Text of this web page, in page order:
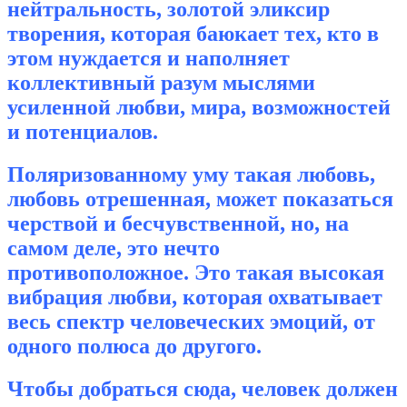
нейтральность, золотой эликсир
творения, которая баюкает тех, кто в
этом нуждается и наполняет
коллективный разум мыслями
усиленной любви, мира, возможностей
и потенциалов.
Поляризованному уму такая любовь,
любовь отрешенная, может показаться
черствой и бесчувственной, но, на
самом деле, это нечто
противоположное. Это такая высокая
вибрация любви, которая охватывает
весь спектр человеческих эмоций, от
одного полюса до другого.
Чтобы добраться сюда, человек должен